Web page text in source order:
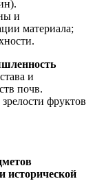
и
материала;
и
почв.
фруктов
исторической